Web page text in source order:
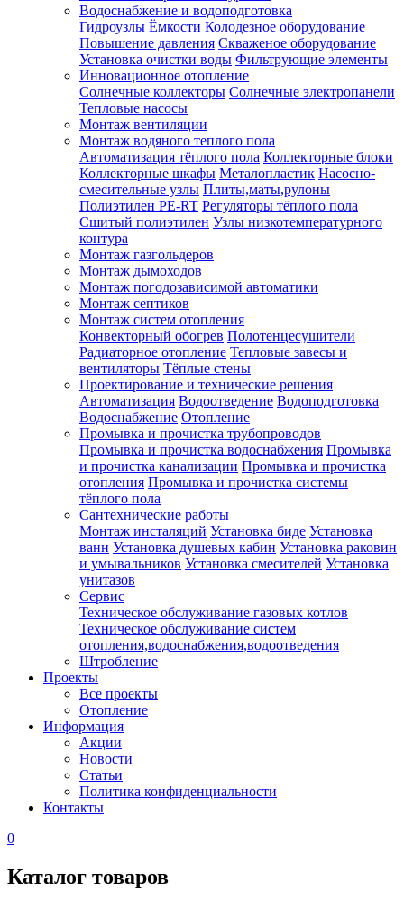
Водоснабжение и водоподготовка
Гидроузлы Ёмкости Колодезное оборудование
Повышение давления Скваженое оборудование
Установка очистки воды Фильтрующие элементы
Инновационное отопление
Солнечные коллекторы Солнечные электропанели
Тепловые насосы
Монтаж вентиляции
Монтаж водяного теплого пола
Автоматизация тёплого пола Коллекторные блоки
Коллекторные шкафы Металопластик Насосно-
смесительные узлы Плиты,маты,рулоны
Полиэтилен PE-RT Регуляторы тёплого пола
Сшитый полиэтилен Узлы низкотемпературного
контура
Монтаж газгольдеров
Монтаж дымоходов
Монтаж погодозависимой автоматики
Монтаж септиков
Монтаж систем отопления
Конвекторный обогрев Полотенцесушители
Радиаторное отопление Тепловые завесы и
вентиляторы Тёплые стены
Проектирование и технические решения
Автоматизация Водоотведение Водоподготовка
Водоснабжение Отопление
Промывка и прочистка трубопроводов
Промывка и прочистка водоснабжения Промывка
и прочистка канализации Промывка и прочистка
отопления Промывка и прочистка системы
тёплого пола
Сантехнические работы
Монтаж инсталяций Установка биде Установка
ванн Установка душевых кабин Установка раковин
и умывальников Установка смесителей Установка
унитазов
Сервис
Техническое обслуживание газовых котлов
Техническое обслуживание систем
отопления,водоснабжения,водоотведения
Штробление
Проекты
Все проекты
Отопление
Информация
Акции
Новости
Статьи
Политика конфиденциальности
Контакты
0
Каталог товаров